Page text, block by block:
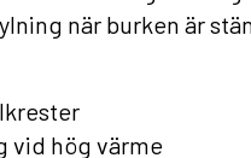
när burken är
vid hög värme